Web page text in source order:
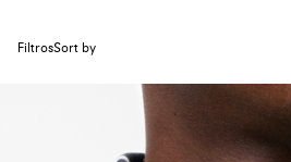
FiltrosSort by